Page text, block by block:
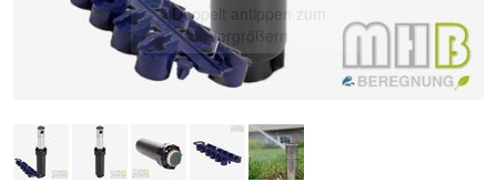
Doppelt antippen zum
vergrößern